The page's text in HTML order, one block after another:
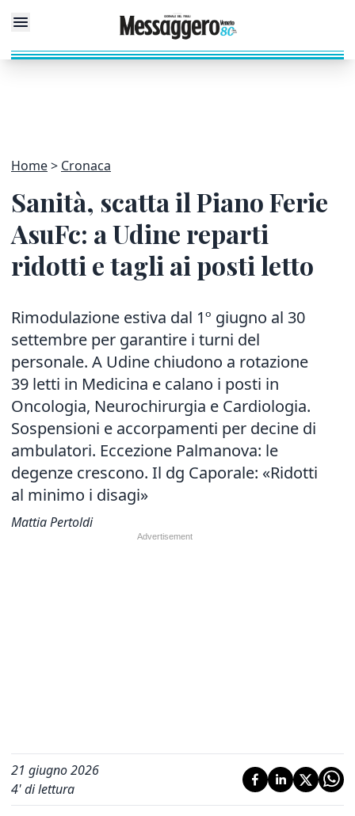
Home Cronaca
Sanità, scatta il Piano Ferie
AsuFc: a Udine reparti
ridotti e tagli ai posti letto
Rimodulazione estiva dal 1º giugno al 30
settembre per garantire i turni del
personale. A Udine chiudono a rotazione
39 letti in Medicina e calano i posti in
Oncologia, Neurochirurgia e Cardiologia.
Sospensioni e accorpamenti per decine di
ambulatori. Eccezione Palmanova: le
degenze crescono. Il dg Caporale: «Ridotti
al minimo i disagi»
Mattia Pertoldi
21 giugno 2026
4' di lettura